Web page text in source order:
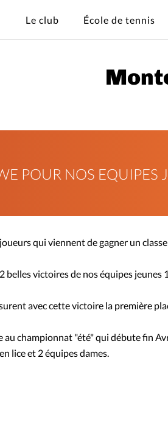
Le club École de tennis
POUR NOS EQUIPES
qui viennent de gagner un
belles victoires de nos équipes jeunes
avec cette victoire la première
championnat "été" qui débute fin
lice et 2 équipes dames.